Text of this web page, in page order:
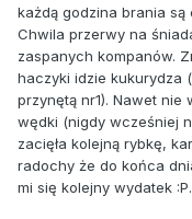
każdą godzina brania są
Chwila przerwy na
zaspanych kompanów.
haczyki idzie kukurydza
przynętą nr1). Nawet nie
wędki (nigdy wcześniej
zacięła kolejną rybkę,
radochy że do końca
mi się kolejny wydatek :P.